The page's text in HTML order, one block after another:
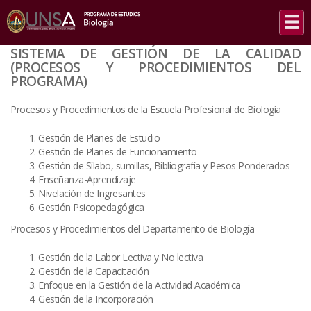
INICIO
SISTEMA DE GESTIÓN DE LA CALIDAD (PROCESOS Y PROCEDIMIENTOS DEL
PROGRAMA)
SISTEMA DE GESTIÓN DE LA CALIDAD
(PROCESOS Y PROCEDIMIENTOS DEL
PROGRAMA)
Procesos y Procedimientos de la Escuela Profesional de Biología
Gestión de Planes de Estudio
Gestión de Planes de Funcionamiento
Gestión de Sílabo, sumillas, Bibliografía y Pesos Ponderados
Enseñanza-Aprendizaje
Nivelación de Ingresantes
Gestión Psicopedagógica
Procesos y Procedimientos del Departamento de Biología
Gestión de la Labor Lectiva y No lectiva
Gestión de la Capacitación
Enfoque en la Gestión de la Actividad Académica
Gestión de la Incorporación